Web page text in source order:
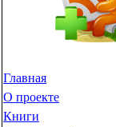
Главная
О проекте
Книги